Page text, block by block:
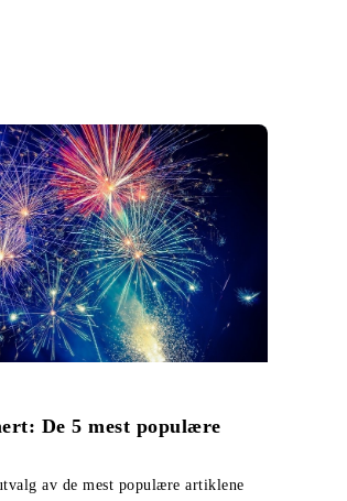
De 5 mest populære
av de mest populære artiklene